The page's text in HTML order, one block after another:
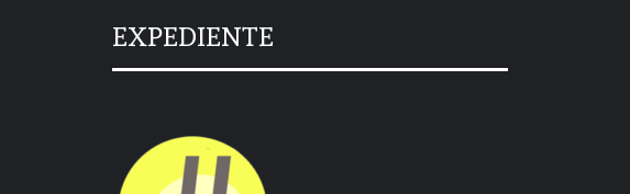
EXPEDIENTE